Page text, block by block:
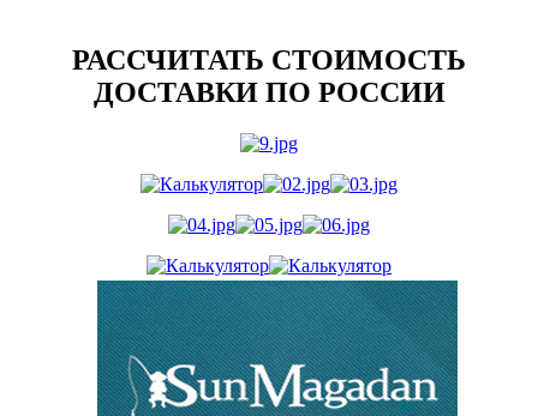
РАССЧИТАТЬ СТОИМОСТЬ
ДОСТАВКИ ПО РОССИИ